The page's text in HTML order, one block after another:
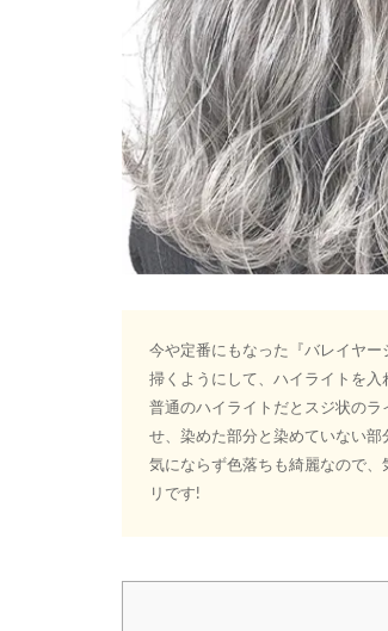
今や定番にもなった『バレイヤ
掃くようにして、ハイライトを入
普通のハイライトだとスジ状の
せ、染めた部分と染めていない
気にならず色落ちも綺麗なので
リです!